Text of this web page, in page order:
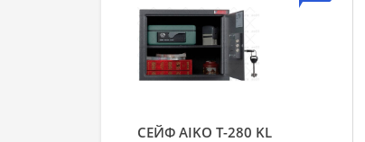
СЕЙФ AIKO Т-280 KL